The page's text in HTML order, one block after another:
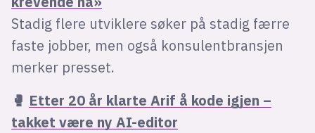
Stadig flere utviklere søker på stadig færre
faste jobber, men også konsulentbransjen
merker presset.
🥊 Etter 20 år klarte Arif å kode igjen –
takket være ny AI-editor